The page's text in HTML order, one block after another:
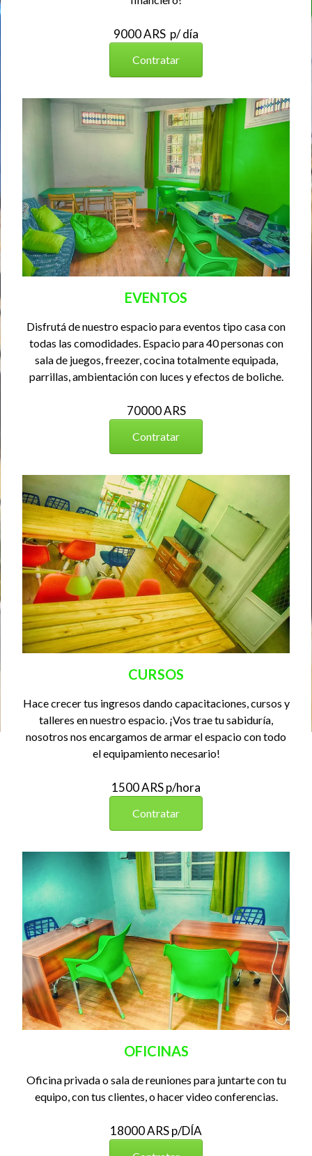
9000 ARS p/ día
Contratar
EVENTOS
Disfrutá de nuestro espacio para eventos tipo casa con
todas las comodidades. Espacio para 40 personas con
sala de juegos, freezer, cocina totalmente equipada,
parrillas, ambientación con luces y efectos de boliche.
70000 ARS
Contratar
CURSOS
Hace crecer tus ingresos dando capacitaciones, cursos y
talleres en nuestro espacio. ¡Vos trae tu sabiduría,
nosotros nos encargamos de armar el espacio con todo
el equipamiento necesario!
1500 ARS p/hora
Contratar
OFICINAS
Oficina privada o sala de reuniones para juntarte con tu
equipo, con tus clientes, o hacer video conferencias.
18000 ARS p/DÍA